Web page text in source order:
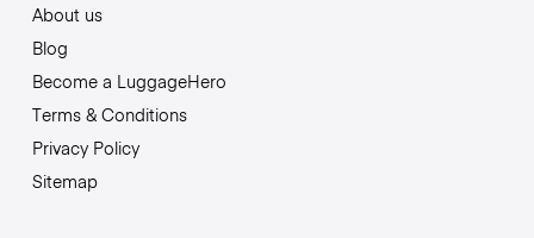
About us
Blog
Become a LuggageHero
Terms & Conditions
Privacy Policy
Sitemap